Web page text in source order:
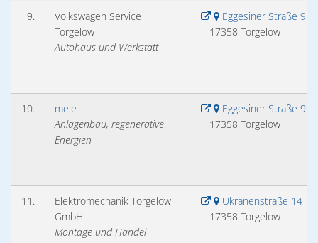
9.
Volkswagen Service
Torgelow
Autohaus und Werkstatt
Eggesiner Straße 9B
17358 Torgelow
10.
mele
Anlagenbau, regenerative
Energien
Eggesiner Straße 9C
17358 Torgelow
11.
Elektromechanik Torgelow
GmbH
Montage und Handel
Ukranenstraße 14
17358 Torgelow